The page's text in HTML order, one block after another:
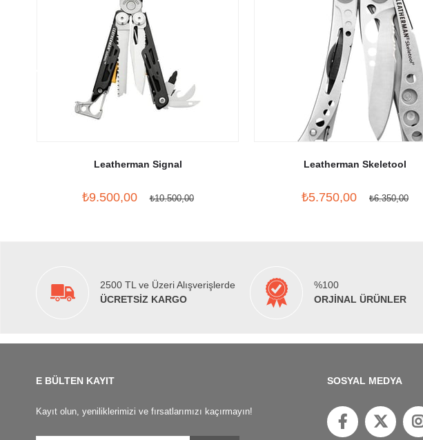
Leatherman Signal
₺9.500,00 ₺10.500,00
Leatherman Skeletool
₺5.750,00 ₺6.350,00
2500 TL ve Üzeri Alışverişlerde
ÜCRETSİZ KARGO
%100
ORJİNAL ÜRÜNLER
E BÜLTEN KAYIT
Kayıt olun, yeniliklerimizi ve fırsatlarımızı kaçırmayın!
SOSYAL MEDYA